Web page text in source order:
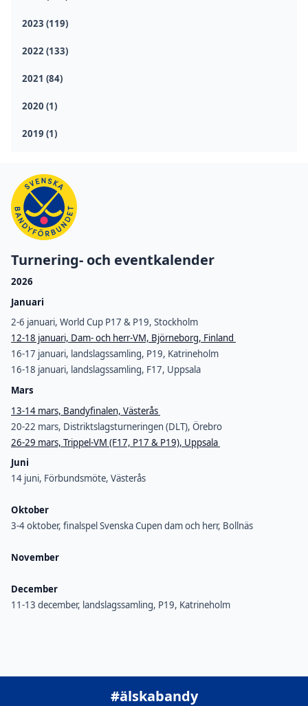
2023 (119)
2022 (133)
2021 (84)
2020 (1)
2019 (1)
Turnering- och eventkalender
2026
Januari
2-6 januari, World Cup P17 & P19, Stockholm
12-18 januari, Dam- och herr-VM, Björneborg, Finland
16-17 januari, landslagssamling, P19, Katrineholm
16-18 januari, landslagssamling, F17, Uppsala
Mars
13-14 mars, Bandyfinalen, Västerås
20-22 mars, Distriktslagsturneringen (DLT), Örebro
26-29 mars, Trippel-VM (F17, P17 & P19), Uppsala
Juni
14 juni, Förbundsmöte, Västerås
Oktober
3-4 oktober, finalspel Svenska Cupen dam och herr, Bollnäs
November
December
11-13 december, landslagssamling, P19, Katrineholm
#älskabandy